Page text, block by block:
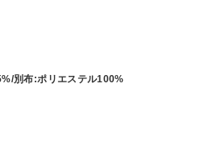
別布:ポリエステル100%